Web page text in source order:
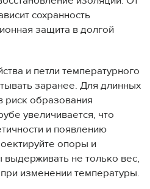
сохранность
защита в долгой
и петли температурного
заранее. Для длинных
риск образования
увеличивается, что
и появлению
опоры и
не только вес,
изменении температуры.